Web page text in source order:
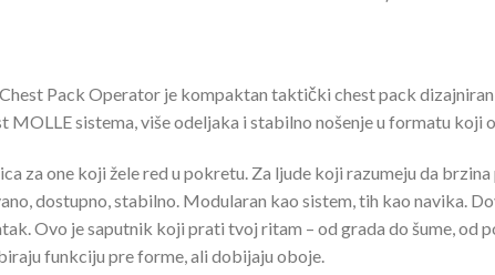
Pack Operator je kompaktan taktički chest pack
MOLLE sistema, više odeljaka i stabilno nošenje u formatu koji
za one koji žele red u pokretu. Za ljude koji razumeju da
dostupno, stabilno. Modularan kao sistem, tih kao navika.
Ovo je saputnik koji prati tvoj ritam – od grada do šume, od
funkciju pre forme, ali dobijaju oboje.